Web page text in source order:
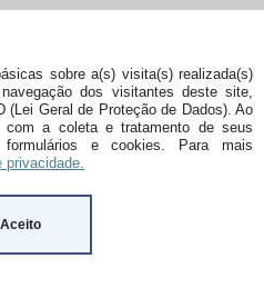
sobre a(s) visita(s) realizada(s)
dos visitantes deste site,
(Lei Geral de Proteção de Dados). Ao
a coleta e tratamento de seus
e cookies. Para mais
privacidade.
Aceito